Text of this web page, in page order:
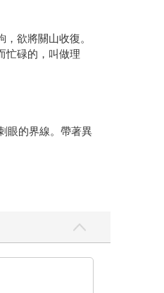
欲將關山收復。
忙碌的，叫做理
眼的界線。帶著異
宋的都城開封，
為南宋。這場戰
啼哭，一代詞壇
盼收拾山河的辭